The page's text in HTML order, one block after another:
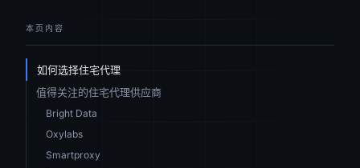
本页内容
如何选择住宅代理
值得关注的住宅代理供应商
Bright Data
Oxylabs
Smartproxy